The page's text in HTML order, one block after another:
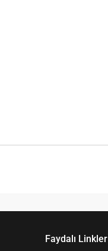
Faydalı Linkler